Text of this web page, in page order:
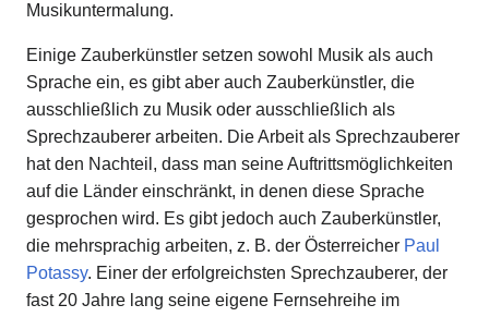
Musikuntermalung.
Einige Zauberkünstler setzen sowohl Musik als auch
Sprache ein, es gibt aber auch Zauberkünstler, die
ausschließlich zu Musik oder ausschließlich als
Sprechzauberer arbeiten. Die Arbeit als Sprechzauberer
hat den Nachteil, dass man seine Auftrittsmöglichkeiten
auf die Länder einschränkt, in denen diese Sprache
gesprochen wird. Es gibt jedoch auch Zauberkünstler,
die mehrsprachig arbeiten, z. B. der Österreicher Paul
Potassy. Einer der erfolgreichsten Sprechzauberer, der
fast 20 Jahre lang seine eigene Fernsehreihe im